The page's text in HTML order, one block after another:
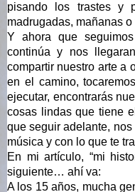
pisando los trastes y
madrugadas, mañanas o
Y ahora que
continúa y nos
compartir nuestro arte a
en el camino,
ejecutar, encontrarás
cosas lindas que tiene
que seguir adelante,
música y con lo que te
En mi artículo, “mi
siguiente… ahí va:
A los 15 años, mucha